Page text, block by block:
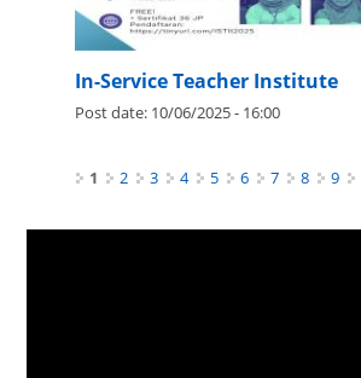
In-Service Teacher Institute
Post date: 10/06/2025 - 16:00
Pages1 2 3 4 5 6 7 8 9